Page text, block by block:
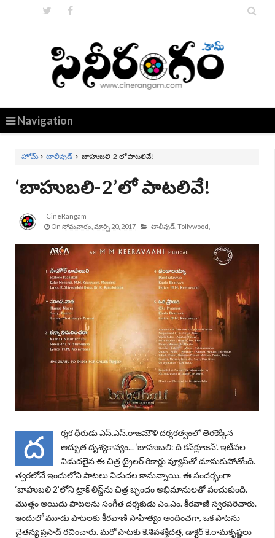

Navigation
హోమ్ టాలీవుడ్ ‘బాహుబలి-2’లో పాటలివే!
‘బాహుబలి-2’లో పాటలివే!
CineRangam
On సోమవారం, మార్చి 20, 2017 టాలీవుడ్, Tollywood,
ద
ర్శక ధీరుడు ఎస్‌.ఎస్‌.రాజమౌళి దర్శకత్వంలో తెరకెక్కిన
అద్భుత దృశ్యకావ్యం... ‘బాహుబలి: ది కన్‌క్లూజన్‌’. ఇటీవల
విడుదలైన ఈ చిత్ర ట్రైలర్‌ రికార్డు వ్యూస్‌తో దూసుకుపోతోంది.
త్వరలోనే ఇందులోని పాటలు విడుదల కానున్నాయి. ఈ సందర్భంగా
‘బాహుబలి 2’లోని ట్రాక్‌ లిస్ట్‌ను చిత్ర బృందం అభిమానులతో పంచుకుంది.
మొత్తం అయిదు పాటలను సంగీత దర్శకుడు ఎం.ఎం. కీరవాణి స్వరపరిచారు.
ఇందులో మూడు పాటలకు కీరవాణి సాహిత్యం అందించగా, ఒక పాటను
చైతన్య ప్రసాద్‌ రచించారు. మరో పాటకు కె.శివశక్తిదత్త, డాక్టర్‌ కె.రామకృష్ణలు